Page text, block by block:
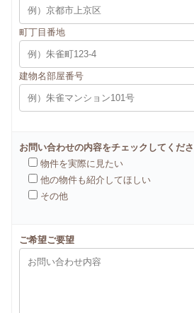
町丁目番地
建物名部屋番号
お問い合わせの内容をチェックしてくだ
物件を実際に見たい
他の物件も紹介してほしい
その他
ご希望ご要望